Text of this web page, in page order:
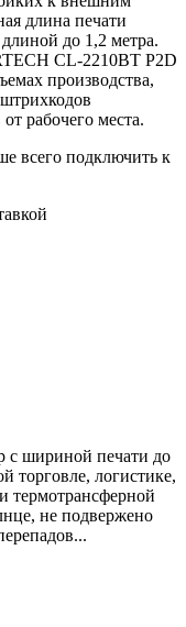
длина печати
до 1,2 метра.
CL-2210BT P2D
производства,
рабочего места.
всего подключить к
с шириной печати до
торговле, логистике,
термотрансферной
не подвержено